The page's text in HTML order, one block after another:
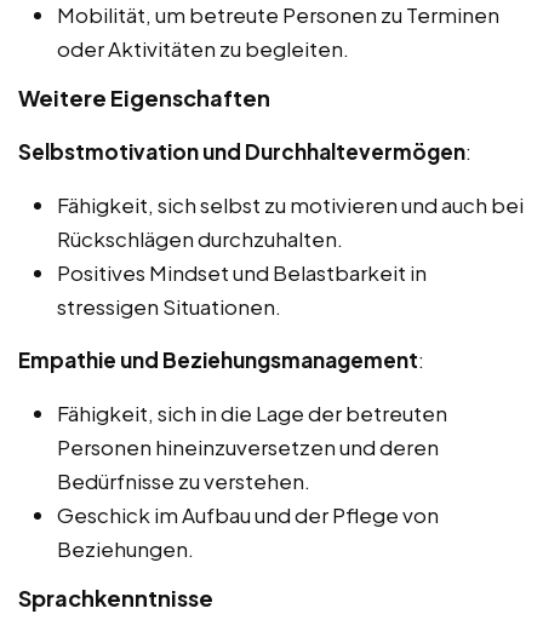
Mobilität, um betreute Personen zu Terminen
oder Aktivitäten zu begleiten.
Weitere Eigenschaften
Selbstmotivation und Durchhaltevermögen:
Fähigkeit, sich selbst zu motivieren und auch bei
Rückschlägen durchzuhalten.
Positives Mindset und Belastbarkeit in
stressigen Situationen.
Empathie und Beziehungsmanagement:
Fähigkeit, sich in die Lage der betreuten
Personen hineinzuversetzen und deren
Bedürfnisse zu verstehen.
Geschick im Aufbau und der Pflege von
Beziehungen.
Sprachkenntnisse